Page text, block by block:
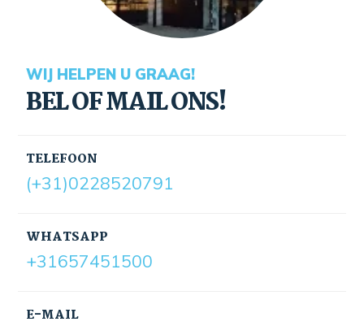
WIJ HELPEN U GRAAG!
BEL OF MAIL ONS!
TELEFOON
(+31)0228520791
E-MAIL
WHATSAPP
+31657451500